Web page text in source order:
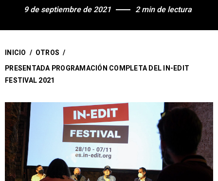
9 de septiembre de 2021 2 min de lectura
INICIO / OTROS /
PRESENTADA PROGRAMACIÓN COMPLETA DEL IN-EDIT
FESTIVAL 2021